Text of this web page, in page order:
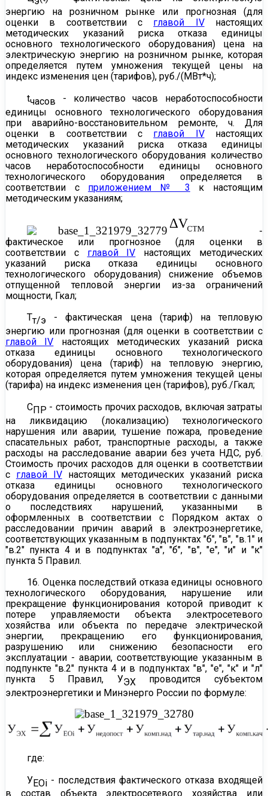
энергию на розничном рынке или прогнозная (для
оценки в соответствии с главой IVнастоящих
методических указаний риска отказа единицы
основного технологического оборудования) цена на
электрическую энергию на розничном рынке, которая
определяется путем умножения текущей цены на
индекс изменения цен (тарифов), руб./(МВт*ч);
tчасов - количество часов неработоспособности
единицы основного технологического оборудования
при аварийно-восстановительном ремонте, ч. Для
оценки в соответствии с главой IVнастоящих
методических указаний риска отказа единицы
основного технологического оборудования количество
часов неработоспособности единицы основного
технологического оборудования определяется в
соответствии с приложением № 3 к настоящим
методическим указаниям;
​​ -
фактическое или прогнозное (для оценки в
соответствии с главой IV настоящих методических
указаний риска отказа единицы основного
технологического оборудования) снижение объемов
отпущенной тепловой энергии из-за ограничений
мощности, Гкал;
Тт/э - фактическая цена (тариф) на тепловую
энергию или прогнозная (для оценки в соответствии с
главой IV настоящих методических указаний риска
отказа единицы основного технологического
оборудования) цена (тариф) на тепловую энергию,
которая определяется путем умножения текущей цены
(тарифа) на индекс изменения цен (тарифов), руб./Гкал;
СПР - стоимость прочих расходов, включая затраты
на ликвидацию (локализацию) технологического
нарушения или аварии, тушение пожара, проведение
спасательных работ, транспортные расходы, а также
расходы на расследование аварии без учета НДС, руб.
Стоимость прочих расходов для оценки в соответствии
с главой IVнастоящих методических указаний риска
отказа единицы основного технологического
оборудования определяется в соответствии с данными
о последствиях нарушений, указанными в
оформленных в соответствии с Порядком актах о
расследовании причин аварий в электроэнергетике,
соответствующих указанным в подпунктах "б", "в", "в.1" и
"в.2" пункта 4 и в подпунктах "а", "б", "в", "е", "и" и "к"
пункта 5 Правил.
16. Оценка последствий отказа единицы основного
технологического оборудования, нарушение или
прекращение функционирования которой приводит к
потере управляемости объекта электросетевого
хозяйства или объекта по передаче электрической
энергии, прекращению его функционирования,
разрушению или снижению безопасности его
эксплуатации - аварии, соответствующие указанным в
подпункте "в.2" пункта 4 и в подпунктах "в", "е", "к" и "л"
пункта 5 Правил, УЭХпроводится субъектом
электроэнергетики и Минэнерго России по формуле:
где:
УЕОi - последствия фактического отказа входящей
в состав объекта электросетевого хозяйства или